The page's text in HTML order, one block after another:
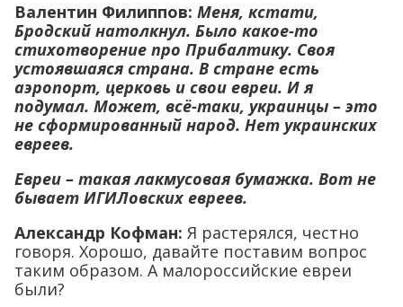
Валентин Филиппов: Меня, кстати,
Бродский натолкнул. Было какое-то
стихотворение про Прибалтику. Своя
устоявшаяся страна. В стране есть
аэропорт, церковь и свои евреи. И я
подумал. Может, всё-таки, украинцы – это
не сформированный народ. Нет украинских
евреев.
Евреи – такая лакмусовая бумажка. Вот не
бывает ИГИЛовских евреев.
Александр Кофман: Я растерялся, честно
говоря. Хорошо, давайте поставим вопрос
таким образом. А малороссийские евреи
были?